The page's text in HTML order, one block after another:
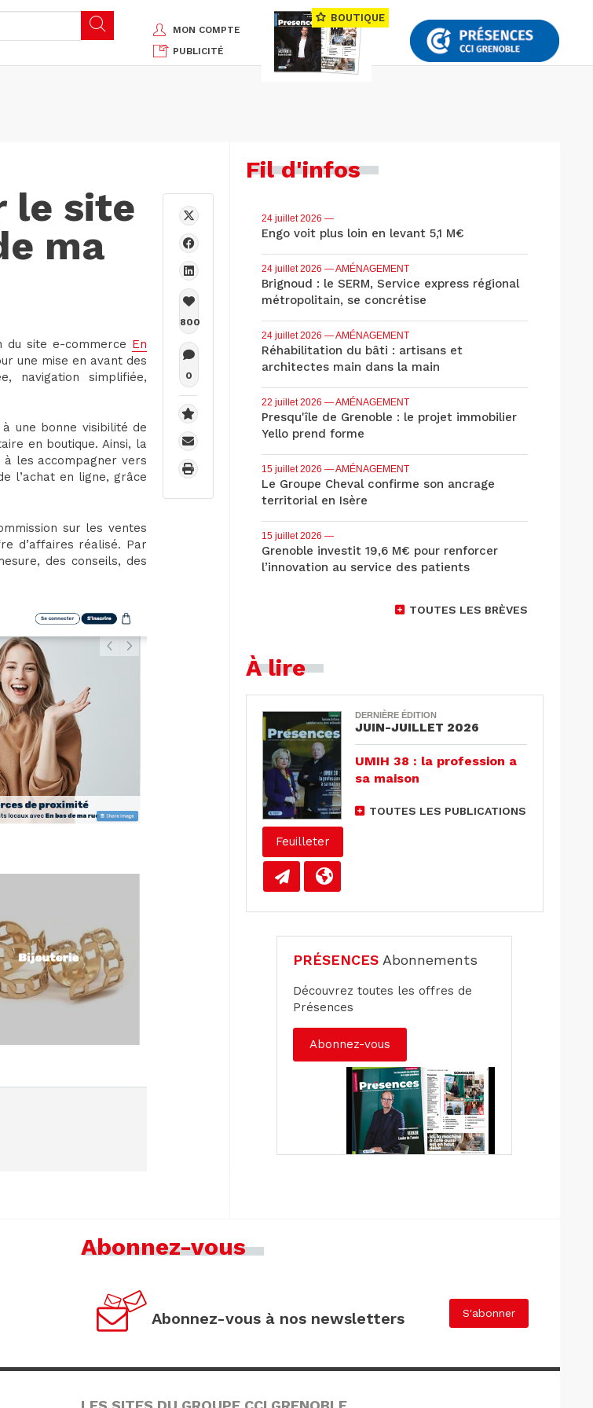
MON COMPTE
PUBLICITÉ
BOUTIQUE
le site
ma
du site e-commerce En
une mise en avant des
navigation simplifiée,
une bonne visibilité de
en boutique. Ainsi, la
les accompagner vers
l’achat en ligne, grâce
sur les ventes
d’affaires réalisé. Par
des conseils, des
800
0
Fil d'infos
24 juillet 2026 —
Engo voit plus loin en levant 5,1 M€
24 juillet 2026 — AMÉNAGEMENT
Brignoud : le SERM, Service express régional
métropolitain, se concrétise
24 juillet 2026 — AMÉNAGEMENT
Réhabilitation du bâti : artisans et
architectes main dans la main
22 juillet 2026 — AMÉNAGEMENT
Presqu'île de Grenoble : le projet immobilier
Yello prend forme
15 juillet 2026 — AMÉNAGEMENT
Le Groupe Cheval confirme son ancrage
territorial en Isère
15 juillet 2026 —
Grenoble investit 19,6 M€ pour renforcer
l’innovation au service des patients
TOUTES LES BRÈVES
À lire
Feuilleter
DERNIÈRE ÉDITION
JUIN-JUILLET 2026
UMIH 38 : la profession a
sa maison
TOUTES LES PUBLICATIONS
PRÉSENCES Abonnements
Découvrez toutes les offres de
Présences
Abonnez-vous
Abonnez-vous
Abonnez-vous à nos newsletters S'abonner